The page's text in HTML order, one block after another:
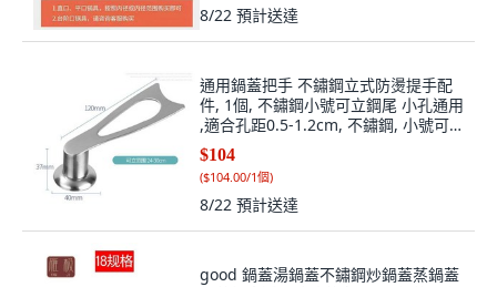
件, 1個, 不鏽鋼小號可立鋼尾 小孔通用
,適合孔距0.5-1.2cm, 不鏽鋼, 小號可
立鋼尾
$104
($104.00/1個
8/22預計送達
鍋蓋加高透明玻璃蓋家用, 18規格, 1個